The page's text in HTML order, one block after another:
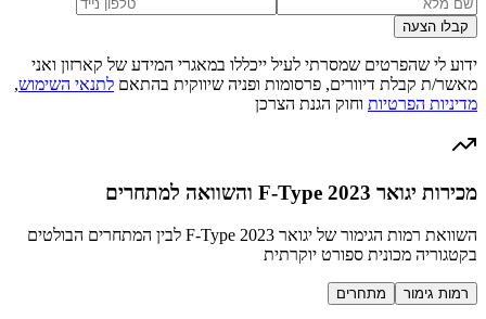
קבלו הצעה
ידוע לי שהפרטים שמסרתי לעיל ייכללו במאגרי המידע של קארזון ואני
מאשר/ת קבלת דיוורים, פרסומות ופניה שיווקית בהתאם לתנאי השימוש,
מדיניות הפרטיות וחוק הגנת הצרכן
מכירות יגואר F-Type 2023 והשוואה למתחרים
השוואת רמות הגימור של יגואר F-Type 2023 לבין המתחרים הבולטים
בקטגוריה מכונית ספורט יוקרתית
רמות גימור מתחרים